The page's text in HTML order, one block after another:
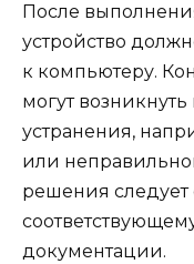
После
устройство
к компьютеру.
могут
устранения,
или
решения следует
документации.